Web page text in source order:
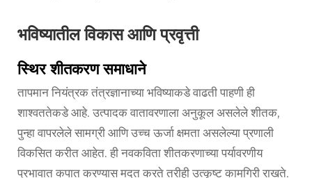
भविष्यातील विकास आणि प्रवृत्ती
स्थिर शीतकरण समाधाने
तापमान नियंत्रक तंत्रज्ञानाच्या भविष्याकडे वाढती पाहणी ही
शाश्वततेकडे आहे. उत्पादक वातावरणाला अनुकूल असलेले शीतक,
पुन्हा वापरलेले सामग्री आणि उच्च ऊर्जा क्षमता असलेल्या प्रणाली
विकसित करीत आहेत. ही नवकविता शीतकरणाच्या पर्यावरणीय
प्रभावात कपात करण्यास मदत करते तरीही उत्कृष्ट कामगिरी राखते.